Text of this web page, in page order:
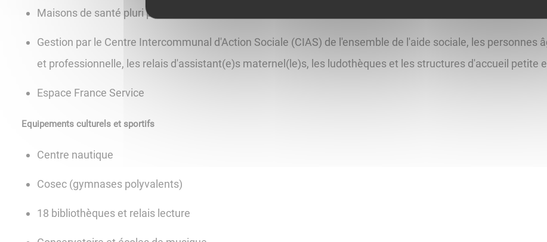
Maisons de santé pluri professionnelles
Gestion par le Centre Intercommunal d'Action Sociale (CIAS) de l'ensemble de l'aide sociale, les personnes
et professionnelle, les relais d'assistant(e)s maternel(le)s, les ludothèques et les structures d'accueil petite
Espace France Service
Equipements culturels et sportifs
Centre nautique
Cosec (gymnases polyvalents)
18 bibliothèques et relais lecture